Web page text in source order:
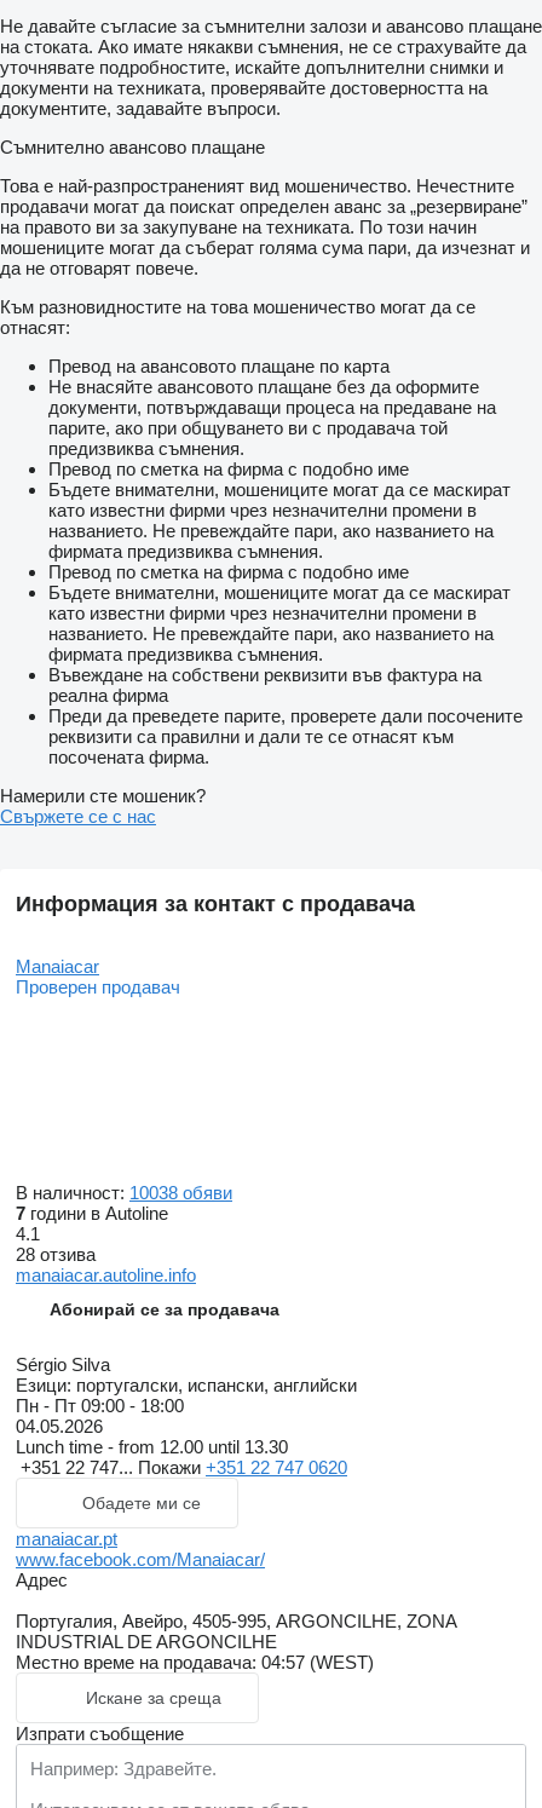
Не давайте съгласие за съмнителни залози и авансово плащане
на стоката. Ако имате някакви съмнения, не се страхувайте да
уточнявате подробностите, искайте допълнителни снимки и
документи на техниката, проверявайте достоверността на
документите, задавайте въпроси.
Съмнително авансово плащане
Това е най-разпространеният вид мошеничество. Нечестните
продавачи могат да поискат определен аванс за „резервиране”
на правото ви за закупуване на техниката. По този начин
мошениците могат да съберат голяма сума пари, да изчезнат и
да не отговарят повече.
Към разновидностите на това мошеничество могат да се
отнасят:
Превод на авансовото плащане по карта
Не внасяйте авансовото плащане без да оформите
документи, потвърждаващи процеса на предаване на
парите, ако при общуването ви с продавача той
предизвиква съмнения.
Превод по сметка на фирма с подобно име
Бъдете внимателни, мошениците могат да се маскират
като известни фирми чрез незначителни промени в
названието. Не превеждайте пари, ако названието на
фирмата предизвиква съмнения.
Превод по сметка на фирма с подобно име
Бъдете внимателни, мошениците могат да се маскират
като известни фирми чрез незначителни промени в
названието. Не превеждайте пари, ако названието на
фирмата предизвиква съмнения.
Въвеждане на собствени реквизити във фактура на
реална фирма
Преди да преведете парите, проверете дали посочените
реквизити са правилни и дали те се отнасят към
посочената фирма.
Намерили сте мошеник?
Свържете се с нас
Информация за контакт с продавача
Manaiacar
Проверен продавач
В наличност: 10038 обяви
7 години в Autoline
4.1
28 отзива
manaiacar.autoline.info
Абонирай се за продавача
Sérgio Silva
Езици: португалски, испански, английски
Пн - Пт 09:00 - 18:00
04.05.2026
Lunch time - from 12.00 until 13.30
+351 22 747... Покажи +351 22 747 0620
Обадете ми се
manaiacar.pt
www.facebook.com/Manaiacar/
Адрес
Португалия, Авейро, 4505-995, ARGONCILHE, ZONA
INDUSTRIAL DE ARGONCILHE
Местно време на продавача: 04:57 (WEST)
Искане за среща
Изпрати съобщение